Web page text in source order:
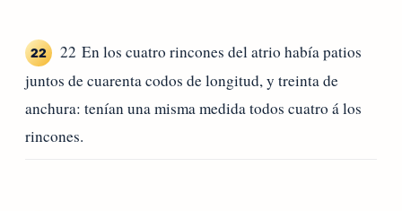
22
22 En los cuatro rincones del atrio había patios
juntos de cuarenta codos de longitud, y treinta de
anchura: tenían una misma medida todos cuatro á los
rincones.